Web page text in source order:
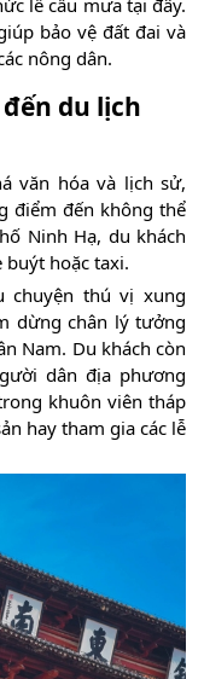
bảo vệ đất đai và
nông dân.
du lịch
văn hóa và lịch sử,
điểm đến không thể
Ninh Hạ, du khách
buýt hoặc taxi.
chuyện thú vị xung
dừng chân lý tưởng
Nam. Du khách còn
dân địa phương
khuôn viên tháp
hay tham gia các lễ